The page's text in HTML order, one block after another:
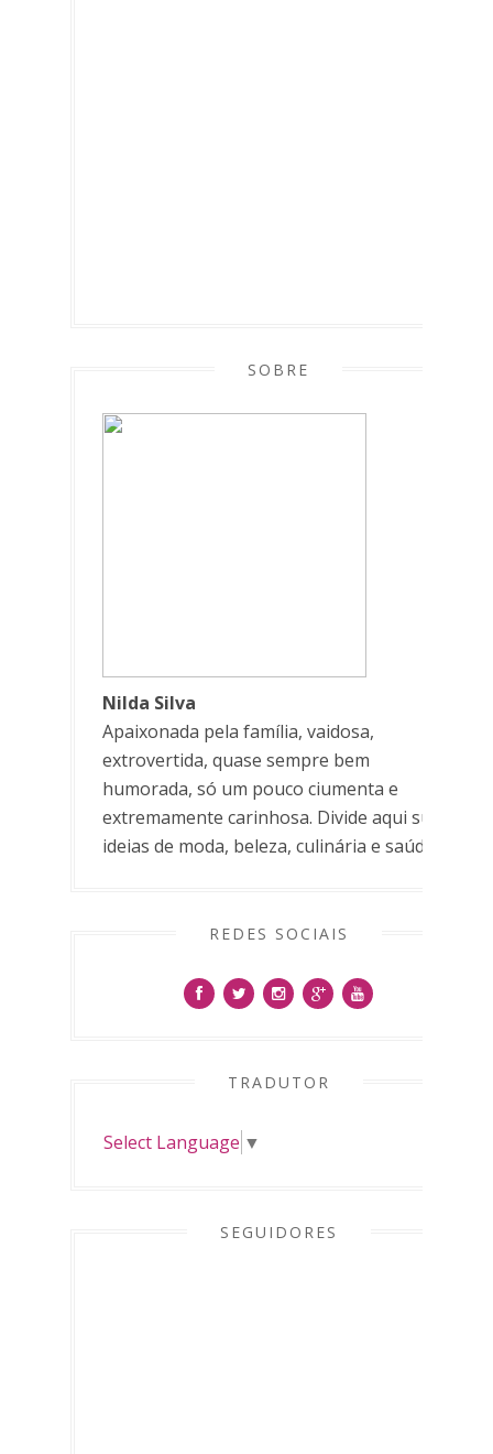
SOBRE
Nilda Silva
Apaixonada pela família, vaidosa,
extrovertida, quase sempre bem
humorada, só um pouco ciumenta e
extremamente carinhosa. Divide aqui suas
ideias de moda, beleza, culinária e saúde.
REDES SOCIAIS
TRADUTOR
Select Language ▼
SEGUIDORES